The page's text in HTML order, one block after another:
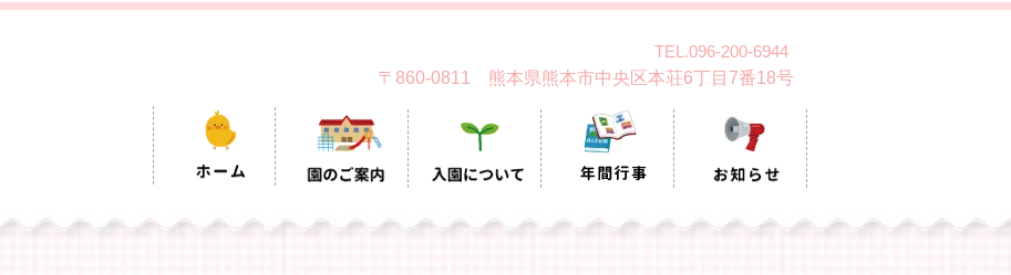
〒860-0811 熊本県熊本市中央区本荘6丁目7番18号
TEL.096-200-6944